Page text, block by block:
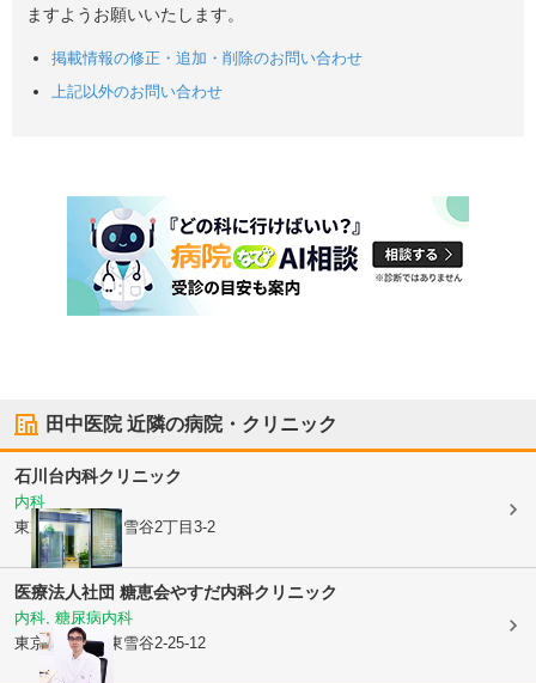
ますようお願いいたします。
掲載情報の修正・追加・削除のお問い合わせ
上記以外のお問い合わせ
田中医院近隣の病院・クリニック
石川台内科クリニック
内科
東京都大田区東雪谷2丁目3-2
医療法人社団 糖恵会やすだ内科クリニック
内科, 糖尿病内科
東京都大田区 東雪谷2-25-12